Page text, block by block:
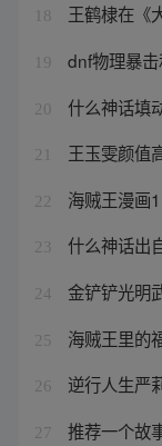
18 王鹤棣在《
19 dnf物理暴
20 什么神话填
21 王玉雯颜值
22 海贼王漫画
23 什么神话出
24 金铲铲光明
25 海贼王里的
26 逆行人生严
27 推荐一个故